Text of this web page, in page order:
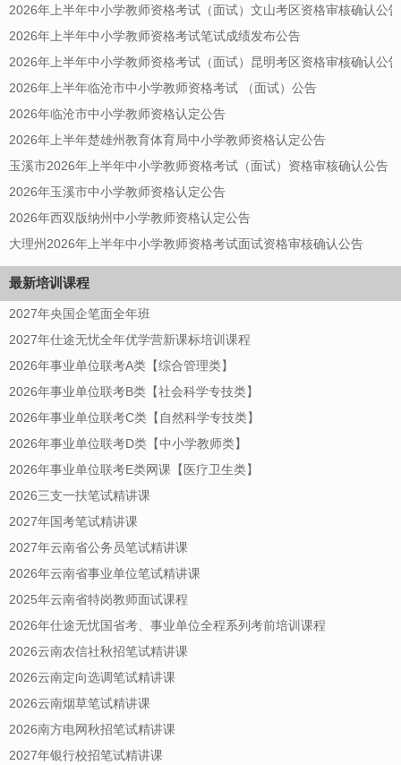
2026年上半年中小学教师资格考试（面试）文山考区资格审核确认公告
2026年上半年中小学教师资格考试笔试成绩发布公告
2026年上半年中小学教师资格考试（面试）昆明考区资格审核确认公告
2026年上半年临沧市中小学教师资格考试 （面试）公告
2026年临沧市中小学教师资格认定公告
2026年上半年楚雄州教育体育局中小学教师资格认定公告
玉溪市2026年上半年中小学教师资格考试（面试）资格审核确认公告
2026年玉溪市中小学教师资格认定公告
2026年西双版纳州中小学教师资格认定公告
大理州2026年上半年中小学教师资格考试面试资格审核确认公告
最新培训课程
2027年央国企笔面全年班
2027年仕途无忧全年优学营新课标培训课程
2026年事业单位联考A类【综合管理类】
2026年事业单位联考B类【社会科学专技类】
2026年事业单位联考C类【自然科学专技类】
2026年事业单位联考D类【中小学教师类】
2026年事业单位联考E类网课【医疗卫生类】
2026三支一扶笔试精讲课
2027年国考笔试精讲课
2027年云南省公务员笔试精讲课
2026年云南省事业单位笔试精讲课
2025年云南省特岗教师面试课程
2026年仕途无忧国省考、事业单位全程系列考前培训课程
2026云南农信社秋招笔试精讲课
2026云南定向选调笔试精讲课
2026云南烟草笔试精讲课
2026南方电网秋招笔试精讲课
2027年银行校招笔试精讲课